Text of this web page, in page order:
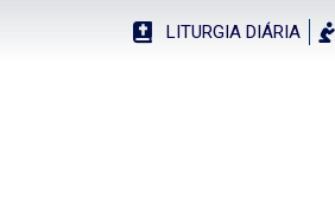
LITURGIA DIÁRIA